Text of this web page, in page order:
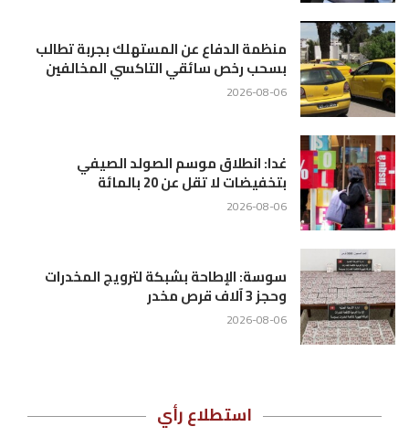
منظمة الدفاع عن المستهلك بجربة تطالب
بسحب رخص سائقي التاكسي المخالفين
2026-08-06
غدا: انطلاق موسم الصولد الصيفي
بتخفيضات لا تقل عن 20 بالمائة
2026-08-06
سوسة: الإطاحة بشبكة لترويج المخدرات
وحجز 3 آلاف قرص مخدر
2026-08-06
استطلاع رأي